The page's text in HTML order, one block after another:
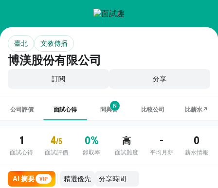
博渼股份有限公司
臺北 文教傳播
訂閱 分享
公司評價 面試心得 問與答
N
比較公司 比薪水↗
1
面試心得
4/5
面試評價
0%
錄取率
高
面試難度
-
平均月薪
0
薪水情報
AI 摘要 VIP